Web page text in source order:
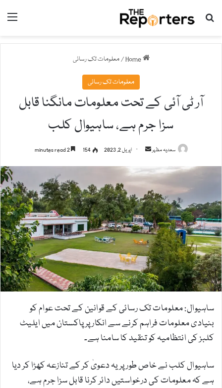
Search for
Home
/معلومات تک رسائی
معلومات تک رسائی
آر ٹی آئی کے تحت معلومات مانگنا قابل
سزا جرم ہے، ساہیوال کلب
سعدیہ مظہر
n
d
a
n
e
m
a
i
l
اپریل 2, 2023 154
2 minutes read
ساہیوال: معلومات تک رسائی کے قوانین کے تحت عوام کو
بنیادی معلومات فراہم کرنے سے انکار پر پاکستان میں ایلیٹ
کلبز کی انتظامیہ کو تنقید کا سامنا ہے۔
ساہیوال کلب نے خاص طور پر یہ دعویٰ کر کے تنازعہ کھڑا کر دیا
ہے کہ معلومات کی درخواستیں دائر کرنا قابل سزا جرم ہے،